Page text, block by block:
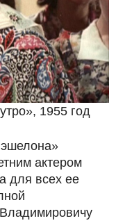
1955 год
актером
для всех ее